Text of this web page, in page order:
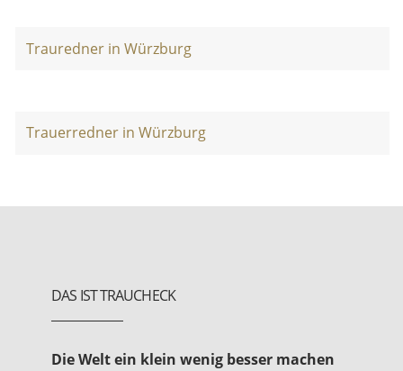
Trauredner in Würzburg
Trauerredner in Würzburg
DAS IST TRAUCHECK
Die Welt ein klein wenig besser machen